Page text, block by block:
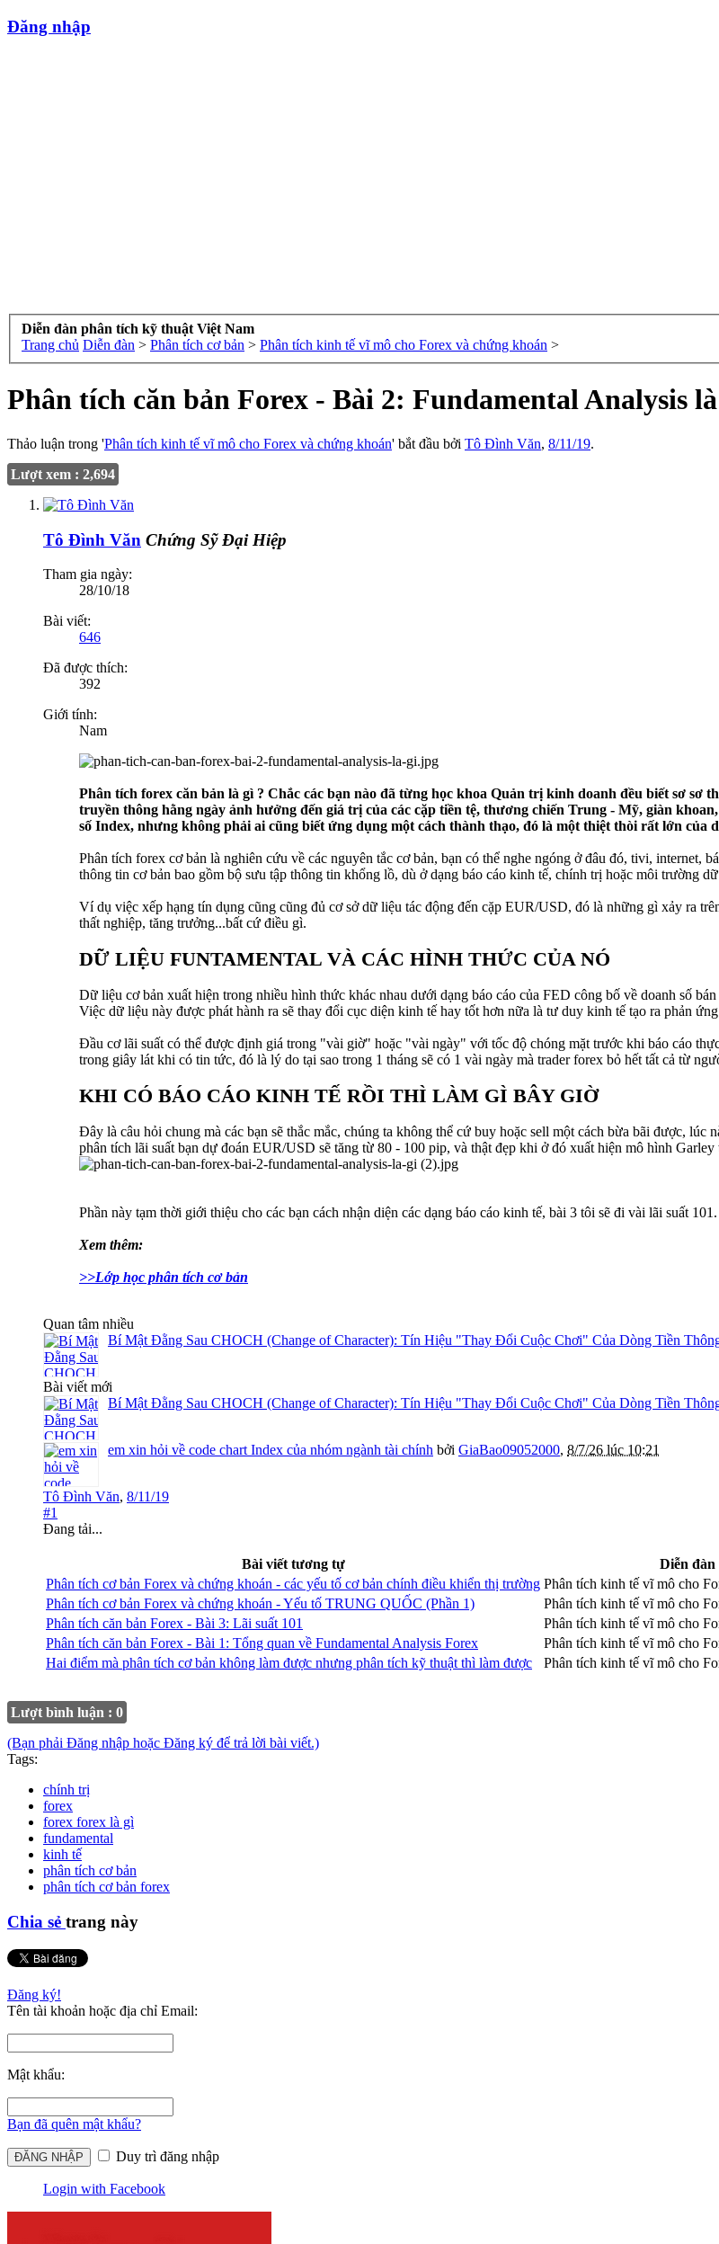
Đăng nhập
Diễn đàn phân tích kỹ thuật Việt Nam
Trang chủ Diễn đàn > Phân tích cơ bản > Phân tích kinh tế vĩ mô cho Forex và chứng khoán >
Phân tích căn bản Forex - Bài 2: Fundamental Analysis
Thảo luận trong 'Phân tích kinh tế vĩ mô cho Forex và chứng khoán' bắt đầu bởi Tô Đình Văn, 8/11/19.
Lượt xem : 2,694
Tô Đình Văn Chứng Sỹ Đại Hiệp
Tham gia ngày:
28/10/18
Bài viết:
646
Đã được thích:
392
Giới tính:
Nam
Phân tích forex căn bản là gì ? Chắc các bạn nào đã từng học khoa Quản trị kinh doanh đều biết sơ sơ
truyền thông hằng ngày ảnh hưởng đến giá trị của các cặp tiền tệ, thương chiến Trung - Mỹ, giàn
số Index, nhưng không phải ai cũng biết ứng dụng một cách thành thạo, đó là một thiệt thòi rất lớn của
Phân tích forex cơ bản là nghiên cứu về các nguyên tắc cơ bản, bạn có thể nghe ngóng ở đâu đó, tivi, internet,
thông tin cơ bản bao gồm bộ sưu tập thông tin khổng lồ, dù ở dạng báo cáo kinh tế, chính trị hoặc môi trường
Ví dụ việc xếp hạng tín dụng cũng cũng đủ cơ sở dữ liệu tác động đến cặp EUR/USD, đó là những gì xảy ra
thất nghiệp, tăng trưởng...bất cứ điều gì.
DỮ LIỆU FUNTAMENTAL VÀ CÁC HÌNH THỨC CỦA NÓ
Dữ liệu cơ bản xuất hiện trong nhiều hình thức khác nhau dưới dạng báo cáo của FED công bố về doanh số
Việc dữ liệu này được phát hành ra sẽ thay đổi cục diện kinh tế hay tốt hơn nữa là tư duy kinh tế tạo ra phản
Đầu cơ lãi suất có thể được định giá trong "vài giờ" hoặc "vài ngày" với tốc độ chóng mặt trước khi báo cáo
trong giây lát khi có tin tức, đó là lý do tại sao trong 1 tháng sẽ có 1 vài ngày mà trader forex bỏ hết tất cả từ
KHI CÓ BÁO CÁO KINH TẾ RỒI THÌ LÀM GÌ BÂY GIỜ
Đây là câu hỏi chung mà các bạn sẽ thắc mắc, chúng ta không thể cứ buy hoặc sell một cách bừa bãi được,
phân tích lãi suất bạn dự đoán EUR/USD sẽ tăng từ 80 - 100 pip, và thật đẹp khi ở đó xuất hiện mô hình
Phần này tạm thời giới thiệu cho các bạn cách nhận diện các dạng báo cáo kinh tế, bài 3 tôi sẽ đi vài lãi suất 101.
Xem thêm:
>>Lớp học phân tích cơ bản
Quan tâm nhiều
Bí Mật Đằng Sau CHOCH (Change of Character): Tín Hiệu "Thay Đổi Cuộc Chơi" Của Dòng Tiền
Bài viết mới
Bí Mật Đằng Sau CHOCH (Change of Character): Tín Hiệu "Thay Đổi Cuộc Chơi" Của Dòng Tiền
em xin hỏi về code chart Index của nhóm ngành tài chính bởi GiaBao09052000, 8/7/26 lúc 10:21
Tô Đình Văn, 8/11/19
#1
Đang tải...
Bài viết tương tự Diễn đàn
Phân tích cơ bản Forex và chứng khoán - các yếu tố cơ bản chính điều khiển thị trường Phân tích kinh tế vĩ mô cho
Phân tích cơ bản Forex và chứng khoán - Yếu tố TRUNG QUỐC (Phần 1)
Phân tích kinh tế vĩ mô cho
Phân tích căn bản Forex - Bài 3: Lãi suất 101
Phân tích kinh tế vĩ mô cho
Phân tích căn bản Forex - Bài 1: Tổng quan về Fundamental Analysis Forex
Phân tích kinh tế vĩ mô cho
Hai điểm mà phân tích cơ bản không làm được nhưng phân tích kỹ thuật thì làm được
Phân tích kinh tế vĩ mô cho
Lượt bình luận : 0
(Bạn phải Đăng nhập hoặc Đăng ký để trả lời bài viết.)
Tags:
chính trị
forex
forex forex là gì
fundamental
kinh tế
phân tích cơ bản
phân tích cơ bản forex
Chia sẻ trang này
Đăng ký!
Tên tài khoản hoặc địa chỉ Email:
Mật khẩu:
Bạn đã quên mật khẩu?
Duy trì đăng nhập
Login with Facebook